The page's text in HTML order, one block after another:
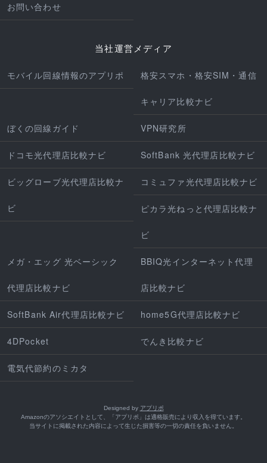
お問い合わせ
当社運営メディア
モバイル回線情報のアプリポ 格安スマホ・格安SIM・通信
キャリア比較ナビ
ぼくの回線ガイド VPN研究所
ドコモ光代理店比較ナビ SoftBank 光代理店比較ナビ
ビッグローブ光代理店比較ナ
ビ
コミュファ光代理店比較ナビ
ピカラ光ねっと代理店比較ナ
ビ
メガ・エッグ 光ベーシック
代理店比較ナビ
BBIQ光インターネット代理
店比較ナビ
SoftBank Air代理店比較ナビ home5G代理店比較ナビ
4DPocket でんき比較ナビ
電気代節約のミカタ
Designed by アプリポ
Amazonのアソシエイトとして、「アプリポ」は適格販売により収入を得ています。
当サイトに掲載された内容によって生じた損害等の一切の責任を負いません。